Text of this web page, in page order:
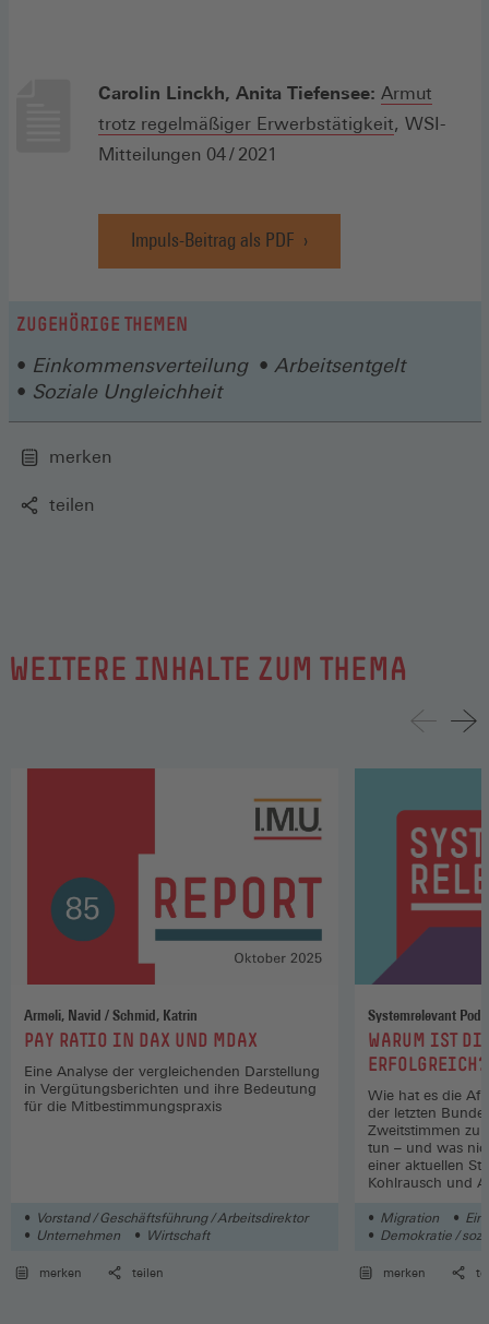
Carolin Linckh, Anita Tiefensee: Armut
trotz regelmäßiger Erwerbstätigkeit (Öffnet
, WSI-
Mitteilungen 04 / 2021
Impuls-Beitrag als PDF
(Öffnet
in
ZUGEHÖRIGE THEMEN
Einkommensverteilung
Arbeitsentgelt
Soziale Ungleichheit
merken
teilen
WEITERE INHALTE ZUM THEMA
Armeli, Navid / Schmid, Katrin
:PAY RATIO IN DAX UND MDAX
Eine Analyse der vergleichenden Darstellung
in Vergütungsberichten und ihre Bedeutung
für die Mitbestimmungspraxis
Vorstand / Geschäftsführung / Arbeitsdirektor
Unternehmen
Wirtschaft
merken teilen
Systemrelevant
:WARUM IST
ERFOLGREICH?
Wie hat es die
der letzten
Zweitstimmen zu
tun – und was
einer aktuellen
Kohlrausch und
Migration
Demokratie /
merken